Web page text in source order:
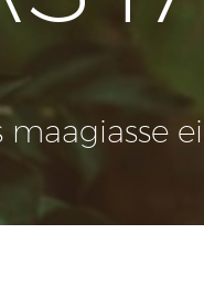
maagiasse